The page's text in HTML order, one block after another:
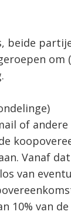
beide
om
of
Vanaf
van
10% van